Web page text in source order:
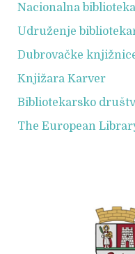
Nacionalna
Udruženje
Dubrovačke
Knjižara Karver
Bibliotekarsko
The European